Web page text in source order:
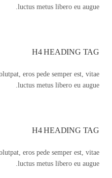
luctus metus libero eu augue.
H4 HEADING TAG
eros pede semper est, vitae
luctus metus libero eu augue.
H4 HEADING TAG
eros pede semper est, vitae
luctus metus libero eu augue.